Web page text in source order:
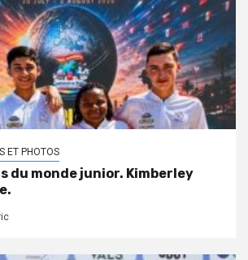
ET PHOTOS
du monde junior. Kimberley